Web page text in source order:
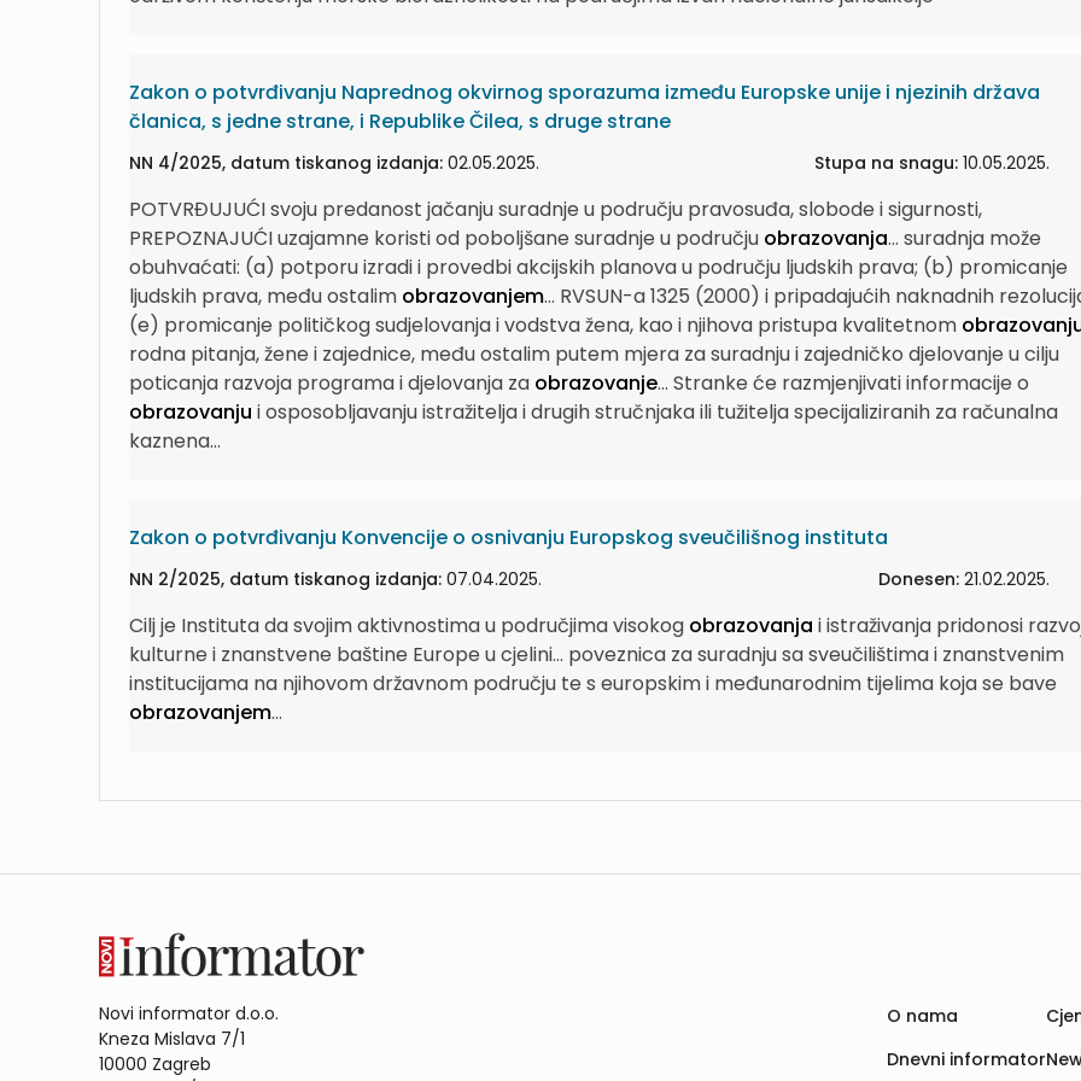
Zakon o potvrđivanju Naprednog okvirnog sporazuma između Europske unije i njezinih država
članica, s jedne strane, i Republike Čilea, s druge strane
NN 4/2025, datum tiskanog izdanja: 02.05.2025. Stupa na snagu:10.05.2025.
POTVRĐUJUĆI svoju predanost jačanju suradnje u području pravosuđa, slobode i sigurnosti,
PREPOZNAJUĆI uzajamne koristi od poboljšane suradnje u području obrazovanja... suradnja može
obuhvaćati: (a) potporu izradi i provedbi akcijskih planova u području ljudskih prava; (b) promicanje
ljudskih prava, među ostalim obrazovanjem... RVSUN-a 1325 (2000) i pripadajućih naknadnih
(e) promicanje političkog sudjelovanja i vodstva žena, kao i njihova pristupa kvalitetnom
rodna pitanja, žene i zajednice, među ostalim putem mjera za suradnju i zajedničko djelovanje u cilju
poticanja razvoja programa i djelovanja za obrazovanje... Stranke će razmjenjivati informacije o
obrazovanju i osposobljavanju istražitelja i drugih stručnjaka ili tužitelja specijaliziranih za računalna
kaznena...
Zakon o potvrđivanju Konvencije o osnivanju Europskog sveučilišnog instituta
NN 2/2025, datum tiskanog izdanja: 07.04.2025. Donesen:21.02.2025.
Cilj je Instituta da svojim aktivnostima u područjima visokog obrazovanja i istraživanja pridonosi
kulturne i znanstvene baštine Europe u cjelini... poveznica za suradnju sa sveučilištima i znanstvenim
institucijama na njihovom državnom području te s europskim i međunarodnim tijelima koja se bave
obrazovanjem...
Novi informator d.o.o.
Kneza Mislava 7/1
10000 Zagreb
O nama
Dnevni informator